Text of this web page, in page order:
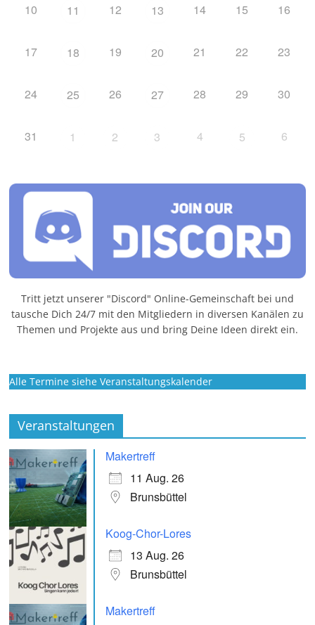
10 11 12 13 14 15 16
17 18 19 20 21 22 23
24 25 26 27 28 29 30
31 1 2 3 4 5 6
Tritt jetzt unserer "Discord" Online-Gemeinschaft bei und
tausche Dich 24/7 mit den Mitgliedern in diversen Kanälen zu
Themen und Projekte aus und bring Deine Ideen direkt ein.
Alle Termine siehe Veranstaltungskalender
Veranstaltungen
Makertreff
11 Aug. 26
Brunsbüttel
Koog-Chor-Lores
13 Aug. 26
Brunsbüttel
Makertreff